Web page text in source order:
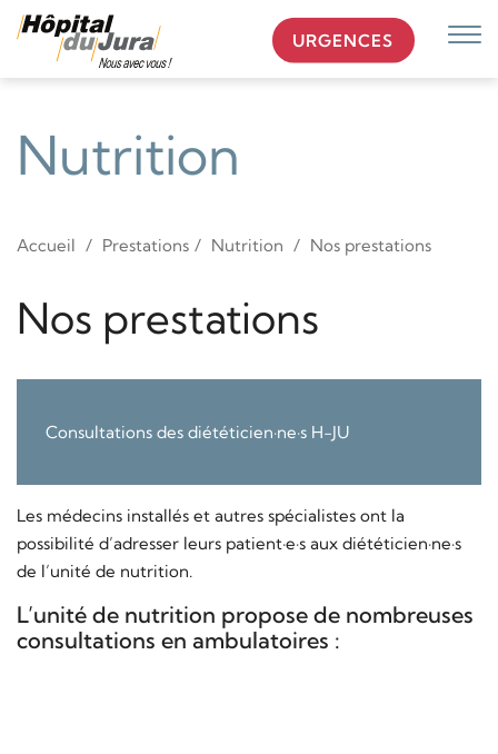
URGENCES
Nutrition
Accueil Prestations Nutrition Nos prestations
Nos prestations
Consultations des diététicien·ne·s H-JU
Les médecins installés et autres spécialistes ont la
possibilité d’adresser leurs patient·e·s aux diététicien·ne·s
de l’unité de nutrition.
L’unité de nutrition propose de nombreuses
consultations en ambulatoires :